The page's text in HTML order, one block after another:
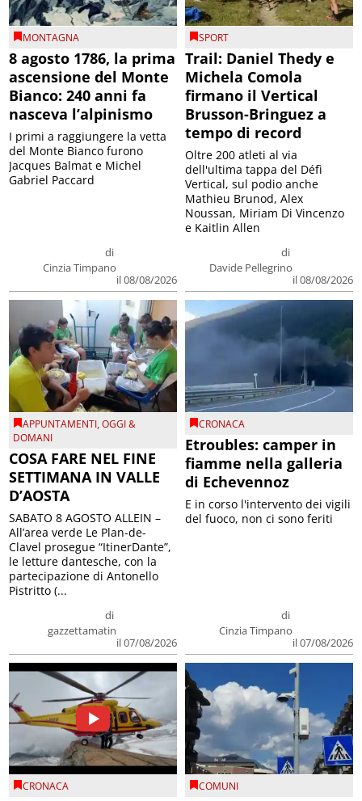
MONTAGNA
8 agosto 1786, la prima
ascensione del Monte
Bianco: 240 anni fa
nasceva l’alpinismo
di
Cinzia Timpano
il 08/08/2026
I primi a raggiungere la vetta
del Monte Bianco furono
Jacques Balmat e Michel
Gabriel Paccard
SPORT
Trail: Daniel Thedy e
Michela Comola
firmano il Vertical
Brusson-Bringuez a
tempo di record
di
Davide Pellegrino
il 08/08/2026
Oltre 200 atleti al via
dell'ultima tappa del Défì
Vertical, sul podio anche
Mathieu Brunod, Alex
Noussan, Miriam Di Vincenzo
e Kaitlin Allen
APPUNTAMENTI,OGGI &
DOMANI
COSA FARE NEL FINE
SETTIMANA IN VALLE
D’AOSTA
di
gazzettamatin
il 07/08/2026
SABATO 8 AGOSTO ALLEIN –
All’area verde Le Plan-de-
Clavel prosegue “ItinerDante”,
le letture dantesche, con la
partecipazione di Antonello
Pistritto (...
CRONACA
Etroubles: camper in
fiamme nella galleria
di Echevennoz
di
Cinzia Timpano
il 07/08/2026
E in corso l'intervento dei vigili
del fuoco, non ci sono feriti
CRONACA COMUNI